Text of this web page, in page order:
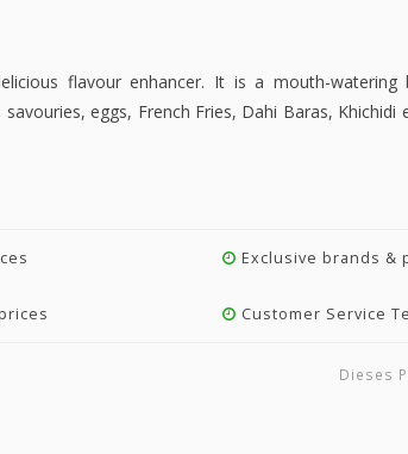
flavour enhancer. It is a mouth-
eggs, French Fries, Dahi Baras,
Exclusive brands &
Customer Service
Dieses